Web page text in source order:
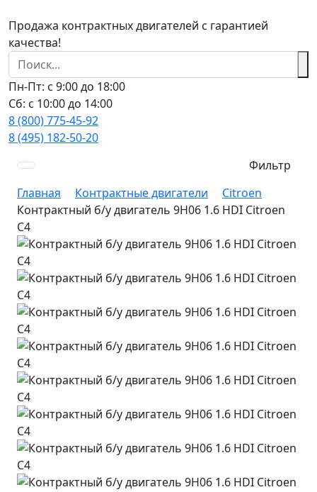
Продажа контрактных двигателей с гарантией
качества!
Пн-Пт: с 9:00 до 18:00
Сб: с 10:00 до 14:00
8 (800) 775-45-92
8 (495) 182-50-20
Фильтр
Главная
Контрактные двигатели
Citroen
Контрактный б/у двигатель 9H06 1.6 HDI Citroen
C4